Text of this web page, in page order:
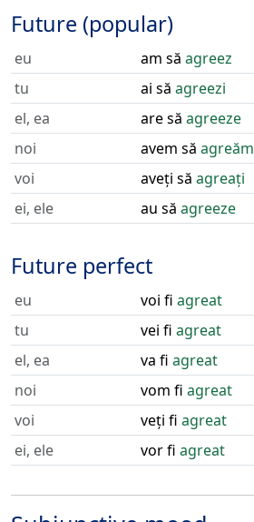
Future (popular)
eu am să agreez
tu
ai să agreezi
el, ea
are să agreeze
noi
avem să agreăm
voi
aveți să agreați
ei, ele
au să agreeze
Future perfect
eu voi fi agreat
tu
vei fi agreat
el, ea
va fi agreat
noi
vom fi agreat
voi
veți fi agreat
ei, ele
vor fi agreat